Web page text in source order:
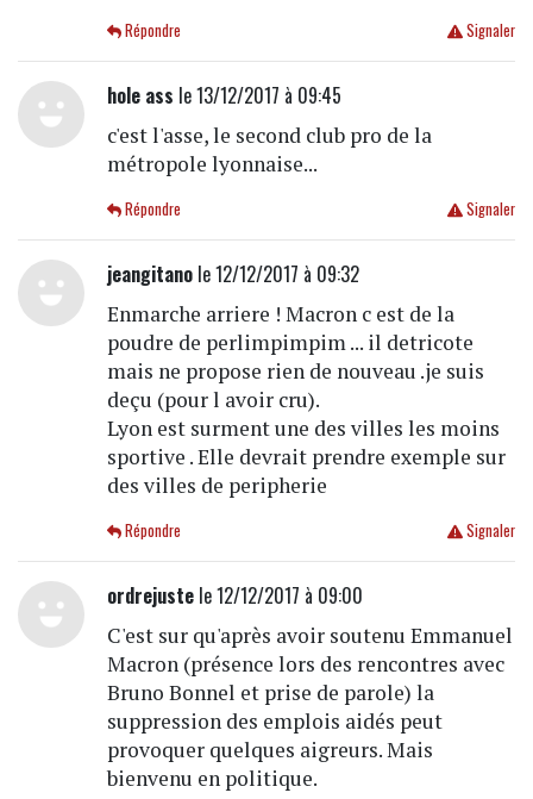
Signaler
Répondre
hole ass le 13/12/2017 à 09:45
c'est l'asse, le second club pro de la
métropole lyonnaise...
Signaler
Répondre
jeangitanole 12/12/2017 à 09:32
Enmarche arriere ! Macron c est de la
poudre de perlimpimpim ... il detricote
mais ne propose rien de nouveau .je suis
deçu (pour l avoir cru).
Lyon est surment une des villes les moins
sportive . Elle devrait prendre exemple sur
des villes de peripherie
Signaler
Répondre
ordrejustele 12/12/2017 à 09:00
C'est sur qu'après avoir soutenu Emmanuel
Macron (présence lors des rencontres avec
Bruno Bonnel et prise de parole) la
suppression des emplois aidés peut
provoquer quelques aigreurs. Mais
bienvenu en politique.